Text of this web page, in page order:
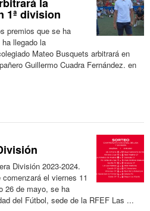
1ª division
premios que se ha
llegado la
Mateo Busquets arbitrará en
Guillermo Cuadra Fernández. en
División 2023-2024.
el viernes 11
26 de mayo, se ha
del Fútbol, sede de la RFEF Las ...